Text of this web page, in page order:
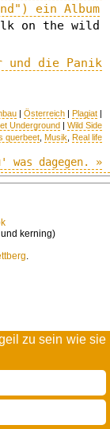
zu sein wie sie
ein Album
on the wild
und die Panik
| Österreich | Plagiat |
Underground | Wild Side
querbeet Musik Real life
dagegen. »
kerning)